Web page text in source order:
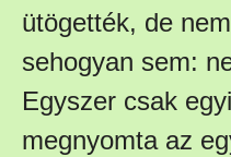
ütögették, de
sehogyan sem:
Egyszer csak
megnyomta az